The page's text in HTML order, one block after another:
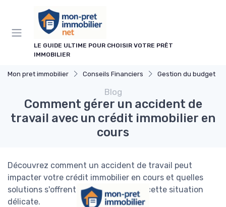
LE GUIDE ULTIME POUR CHOISIR VOTRE PRÊT
IMMOBILIER
Mon pret immobilier Conseils Financiers Gestion du budget
Blog
Comment gérer un accident de
travail avec un crédit immobilier en
cours
Découvrez comment un accident de travail peut
impacter votre crédit immobilier en cours et quelles
solutions s'offrent à vous pour gérer cette situation
délicate.